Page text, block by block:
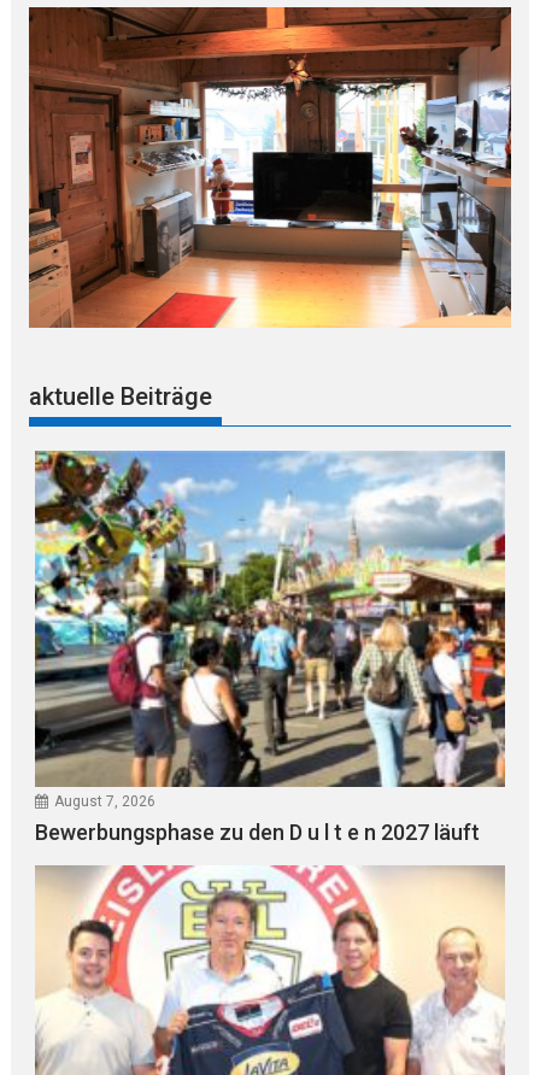
aktuelle Beiträge
August 7, 2026
Bewerbungsphase zu den D u l t e n 2027 läuft